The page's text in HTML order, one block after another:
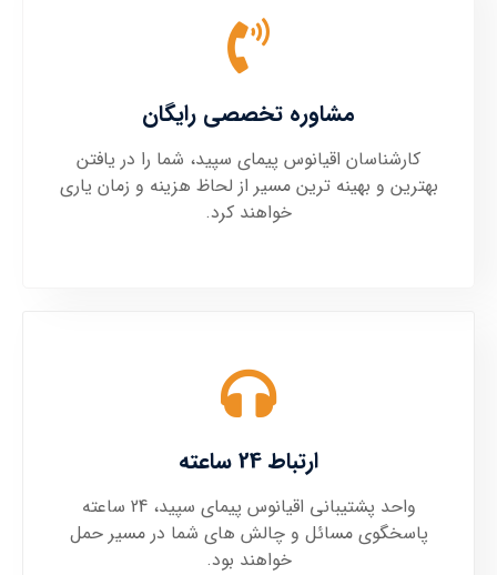
مشاوره تخصصی رایگان
کارشناسان اقیانوس پیمای سپید، شما را در یافتن
بهترین و بهینه ترین مسیر از لحاظ هزینه و زمان یاری
خواهند کرد.
ارتباط 24 ساعته
واحد پشتیبانی اقیانوس پیمای سپید، 24 ساعته
پاسخگوی مسائل و چالش های شما در مسیر حمل
خواهند بود.